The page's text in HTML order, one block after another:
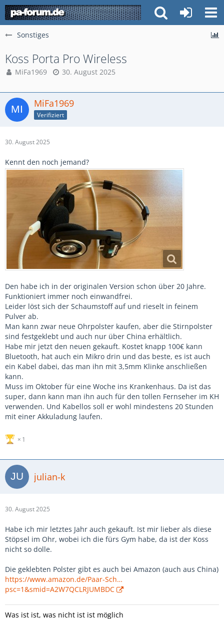
Sonstiges
Koss Porta Pro Wireless
MiFa1969 30. August 2025
MiFa1969
Verifiziert
30. August 2025
Kennt den noch jemand?
Den habe ich in der originalen Version schon über 20 Jahre.
Funktioniert immer noch einwandfrei.
Leider löst sich der Schaumstoff auf und rieselt in feinem
Pulver ab.
Man kann zwar neue Ohrpolster kaufen, aber die Stirnpolster
sind festgeklebt und auch nur über China erhältlich.
Habe mir jetzt den neuen gekauft. Kostet knapp 100€ kann
Bluetooth, hat auch ein Mikro drin und das beste, es ist auch
ein Kabel dabei, das man ihn mit 3,5mm Klinke anschließen
kann.
Muss im Oktober für eine Woche ins Krankenhaus. Da ist das
super, dann kann man ihn auch für den tollen Fernseher im KH
verwenden. Und Kabellos soll er wohl mindestens 20 Stunden
mit einer Akkuladung laufen.
1
julian-k
30. August 2025
Habe ich mir letztes Jahr auch gekauft. Ist mir lieber als diese
Stöpsel im Ohr, wobei ich die fürs Gym habe, da ist der Koss
nicht so dolle.
Die geklebten Polster gibt es auch bei Amazon (auch aus China)
https://www.amazon.de/Paar-Sch…
psc=1&smid=A2W7QCLRJUMBDC
Was ist ist, was nicht ist ist möglich